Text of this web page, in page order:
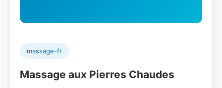
massage-fr
Massage aux Pierres Chaudes